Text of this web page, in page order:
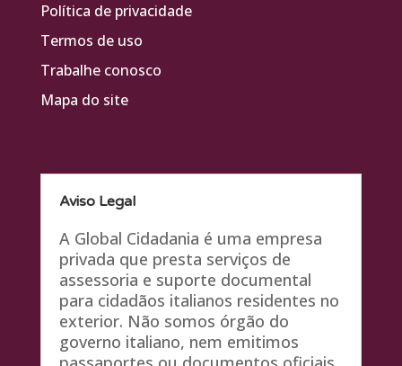
Política de privacidade
Termos de uso
Trabalhe conosco
Mapa do site
Aviso Legal
A Global Cidadania é uma empresa
privada que presta serviços de
assessoria e suporte documental
para cidadãos italianos residentes no
exterior. Não somos órgão do
governo italiano, nem emitimos